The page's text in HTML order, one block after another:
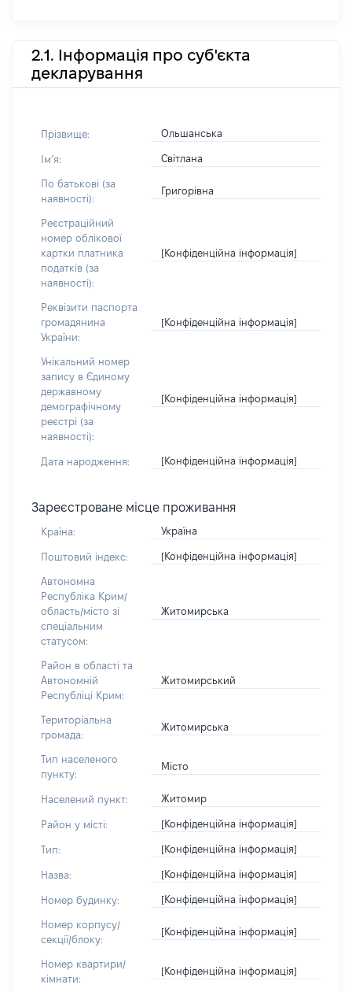
2.1. Інформація про суб'єкта
декларування
Прізвище: Ольшанська
Імʼя: Світлана
По батькові (за
наявності):
Григорівна
Реєстраційний
номер облікової
картки платника
податків (за
наявності):
[Конфіденційна інформація]
Реквізити паспорта
громадянина
України:
[Конфіденційна інформація]
Унікальний номер
запису в Єдиному
державному
демографічному
реєстрі (за
наявності):
[Конфіденційна інформація]
Дата народження: [Конфіденційна інформація]
Зареєстроване місце проживання
Країна: Україна
Поштовий індекс: [Конфіденційна інформація]
Автономна
Республіка Крим/
область/місто зі
спеціальним
статусом:
Житомирська
Район в області та
Автономній
Республіці Крим:
Житомирський
Територіальна
громада:
Житомирська
Тип населеного
пункту:
Місто
Населений пункт: Житомир
Район у місті: [Конфіденційна інформація]
Тип: [Конфіденційна інформація]
Назва: [Конфіденційна інформація]
Номер будинку: [Конфіденційна інформація]
Номер корпусу/
секції/блоку:
[Конфіденційна інформація]
Номер квартири/
кімнати:
[Конфіденційна інформація]